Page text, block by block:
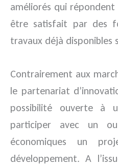
améliorés qui
être satisfait par des
travaux déjà disponibles
Contrairement aux
le partenariat
possibilité ouverte à
participer avec un
économiques un
développement. A